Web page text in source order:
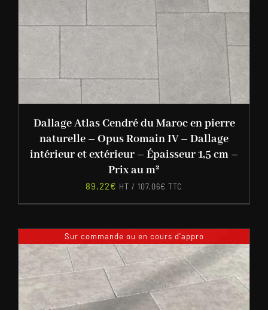
Dallage Atlas Cendré du Maroc en pierre
naturelle – Opus Romain IV – Dallage
intérieur et extérieur – Épaisseur 1,5 cm –
Prix au m²
89,22€ HT / 107,06€ TTC
Sur commande ou en cours d'appro